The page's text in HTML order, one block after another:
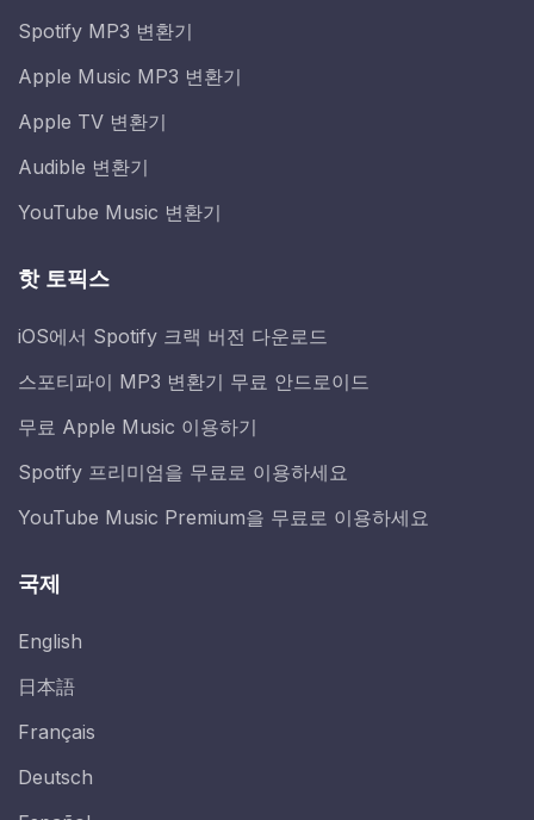
Spotify MP3 변환기
Apple Music MP3 변환기
Apple TV 변환기
Audible 변환기
YouTube Music 변환기
핫 토픽스
iOS에서 Spotify 크랙 버전 다운로드
스포티파이 MP3 변환기 무료 안드로이드
무료 Apple Music 이용하기
Spotify 프리미엄을 무료로 이용하세요
YouTube Music Premium을 무료로 이용하세요
국제
English
日本語
Français
Deutsch